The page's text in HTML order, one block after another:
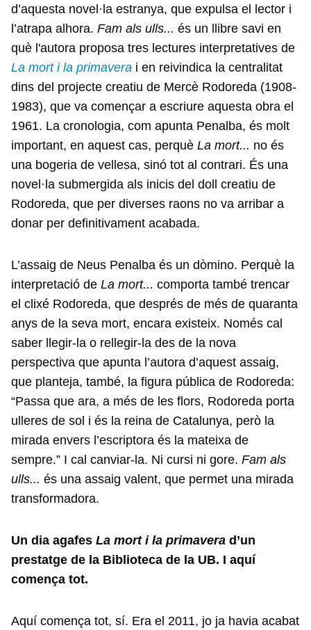
d’aquesta novel·la estranya, que expulsa el lector i
l’atrapa alhora. Fam als ulls... és un llibre savi en
què l'autora proposa tres lectures interpretatives de
La mort i la primavera i en reivindica la centralitat
dins del projecte creatiu de Mercè Rodoreda (1908-
1983), que va començar a escriure aquesta obra el
1961. La cronologia, com apunta Penalba, és molt
important, en aquest cas, perquè La mort... no és
una bogeria de vellesa, sinó tot al contrari. És una
novel·la submergida als inicis del doll creatiu de
Rodoreda, que per diverses raons no va arribar a
donar per definitivament acabada.
L’assaig de Neus Penalba és un dòmino. Perquè la
interpretació de La mort... comporta també trencar
el clixé Rodoreda, que després de més de quaranta
anys de la seva mort, encara existeix. Només cal
saber llegir-la o rellegir-la des de la nova
perspectiva que apunta l’autora d’aquest assaig,
que planteja, també, la figura pública de Rodoreda:
“Passa que ara, a més de les flors, Rodoreda porta
ulleres de sol i és la reina de Catalunya, però la
mirada envers l’escriptora és la mateixa de
sempre.” I cal canviar-la. Ni cursi ni gore. Fam als
ulls... és una assaig valent, que permet una mirada
transformadora.
Un dia agafes La mort i la primavera d’un
prestatge de la Biblioteca de la UB. I aquí
comença tot.
Aquí comença tot, sí. Era el 2011, jo ja havia acabat